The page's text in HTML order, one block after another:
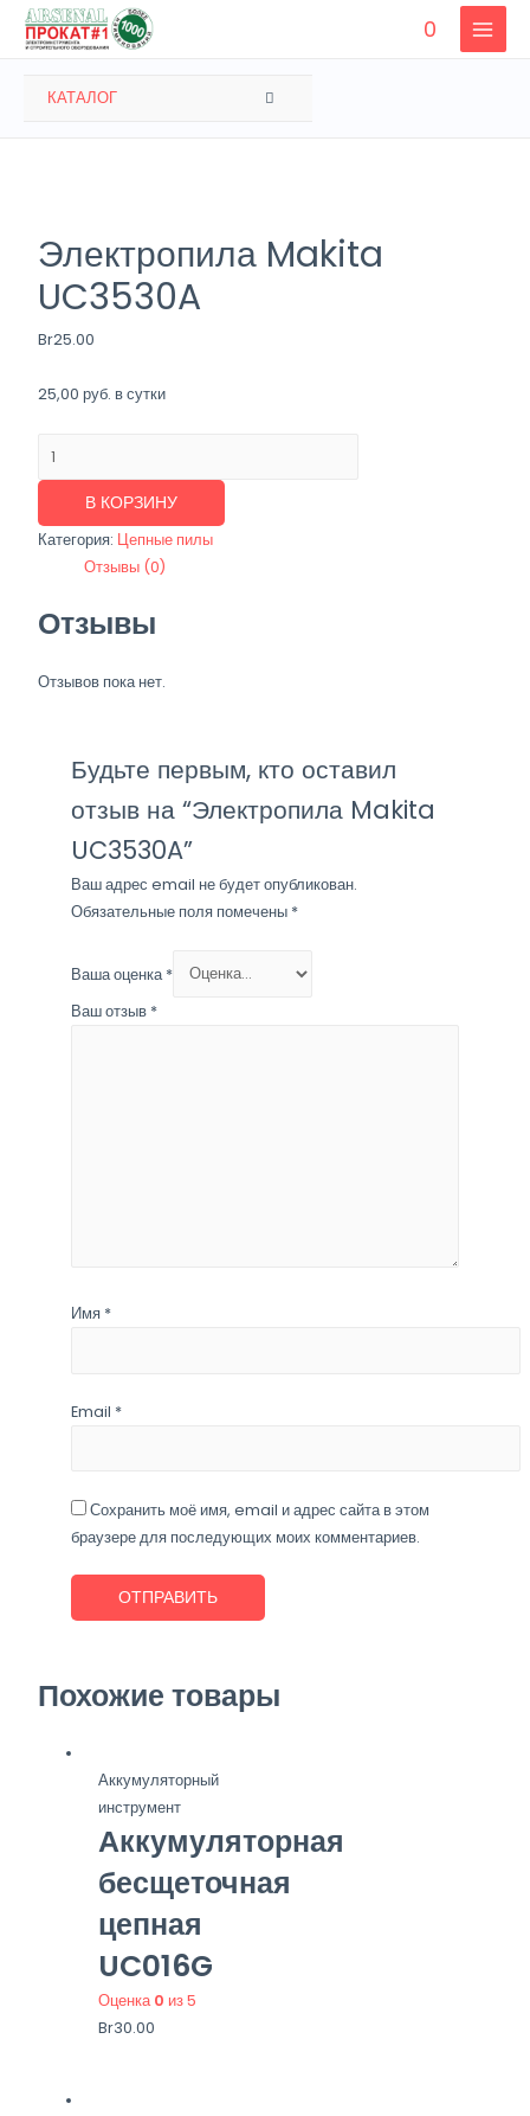
Перейти
0
MAIN
КАТАЛОГ ПЕРЕКЛЮЧАТЕЛЬ
Электропила Makita
UC3530A
Br25.00
25,00 руб. в сутки
Электропила
Makita
UC3530A
В КОРЗИНУ
Категория: Цепные пилы
Отзывы (0)
Отзывы
Отзывов пока нет.
Будьте первым, кто оставил
отзыв на “Электропила Makita
UC3530A”
Ваш адрес email не будет опубликован.
Обязательные поля помечены *
Ваша оценка *
Ваш отзыв *
Имя *
Email *
Сохранить моё имя, email и адрес сайта в этом
браузере для последующих моих комментариев.
Похожие товары
Аккумуляторный
инструмент
Аккумуляторная
бесщеточная
цепная
UC016G
Оценка0 из 5
Br30.00